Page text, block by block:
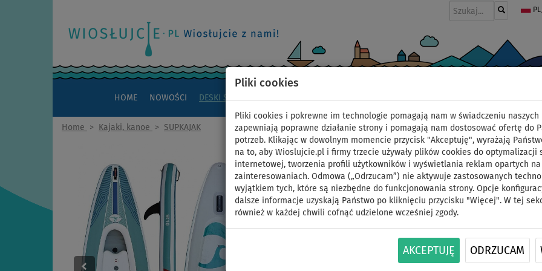
Pliki cookies
Pliki cookies i pokrewne im technologie pomagają nam w świadczeniu naszych
zapewniają poprawne działanie strony i pomagają nam dostosować ofertę do
potrzeb. Klikając w dowolnym momencie przycisk "Akceptuję", wyrażają
na to, aby Wioslujcie.pl i firmy trzecie używały plików cookies do optymalizacji
internetowej, tworzenia profili użytkowników i wyświetlania reklam opartych na
zainteresowaniach. Odmowa („Odrzucam”) nie aktywuje zastosowanych
wyjątkiem tych, które są niezbędne do funkcjonowania strony. Opcje
dalsze informacje uzyskają Państwo po kliknięciu przycisku "Więcej". W tej
również w każdej chwili cofnąć udzielone wcześniej zgody.
AKCEPTUJĘ ODRZUCAM
HOME NOWOŚCI DESKI SUP
Home > Kajaki, kanoe > SUPKAJAK
Deska SUP SPINERA
pompowany SUP/
podstawowy
NASZ
DARMOWA
ID: 12351389809